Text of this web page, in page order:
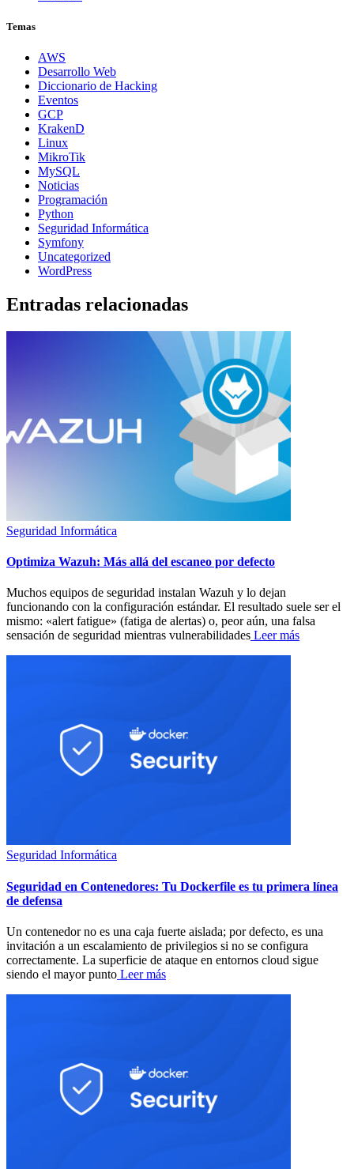
Temas
AWS
Desarrollo Web
Diccionario de Hacking
Eventos
GCP
KrakenD
Linux
MikroTik
MySQL
Noticias
Programación
Python
Seguridad Informática
Symfony
Uncategorized
WordPress
Entradas relacionadas
Seguridad Informática
Optimiza Wazuh: Más allá del escaneo por defecto
Muchos equipos de seguridad instalan Wazuh y lo dejan
funcionando con la configuración estándar. El resultado suele ser el
mismo: «alert fatigue» (fatiga de alertas) o, peor aún, una falsa
sensación de seguridad mientras vulnerabilidades Leer más
Seguridad Informática
Seguridad en Contenedores: Tu Dockerfile es tu primera línea
de defensa
Un contenedor no es una caja fuerte aislada; por defecto, es una
invitación a un escalamiento de privilegios si no se configura
correctamente. La superficie de ataque en entornos cloud sigue
siendo el mayor punto Leer más